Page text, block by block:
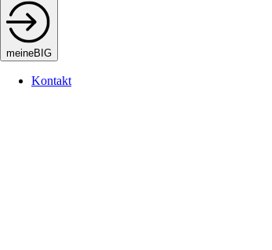
meineBIG
Kontakt